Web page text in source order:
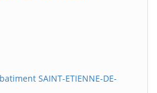
SAINT-ETIENNE-DE-